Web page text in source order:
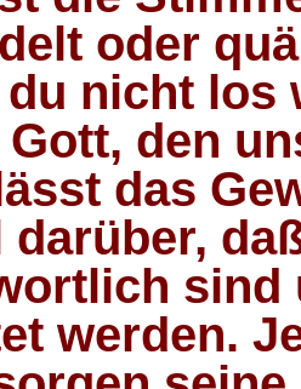
oder
nicht los
den
das
darüber,
sind
werden.